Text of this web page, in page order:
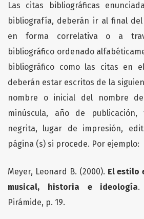
Las citas bibliográficas
bibliografía, deberán ir al final
en forma correlativa o a
bibliográfico ordenado
bibliográfico como las citas en
deberán estar escritos de la
nombre o inicial del nombre
minúscula, año de
negrita, lugar de impresión,
página (s) si procede. Por ejemplo:
Meyer, Leonard B. (2000). El estilo
musical, historia e ideología.
Pirámide, p. 19.